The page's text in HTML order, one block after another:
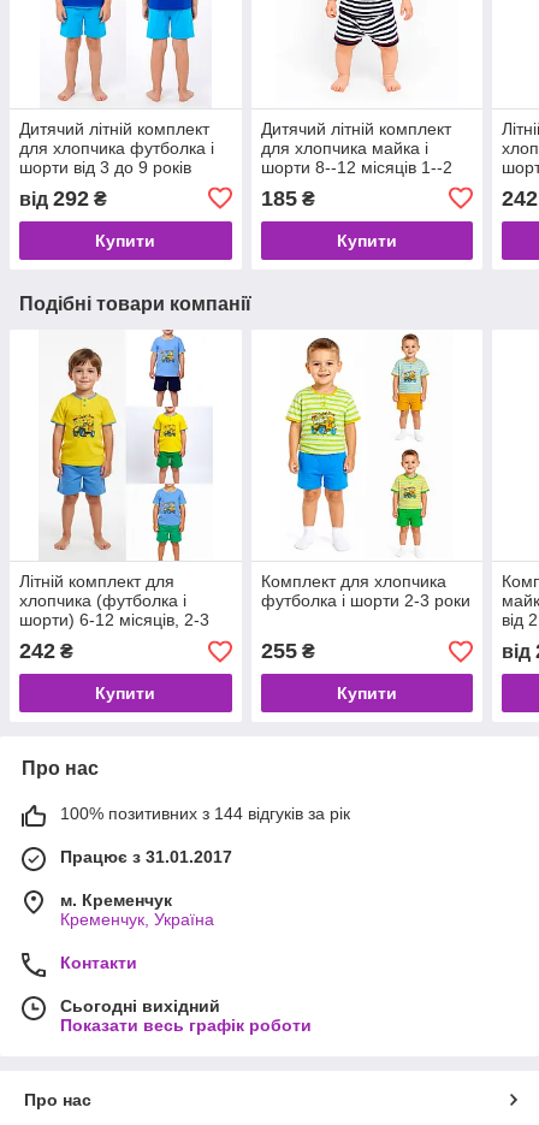
Дитячий літній комплект
для хлопчика футболка і
шорти від 3 до 9 років
від 292 ₴
Купити
Дитячий літній комплект
для хлопчика майка і
шорти 8--12 місяців 1--2
185₴
Купити
242
Подібні товари компанії
Літній комплект для
хлопчика (футболка і
шорти) 6-12 місяців, 2-3
роки
242 ₴
Купити
Комплект для хлопчика
футболка і шорти 2-3 роки
255₴
Купити
від
від
Про нас
100% позитивних з 144 відгуків за рік
Працює з 31.01.2017
м. Кременчук
Кременчук, Україна
Контакти
Сьогодні вихідний
Показати весь графік роботи
Про нас